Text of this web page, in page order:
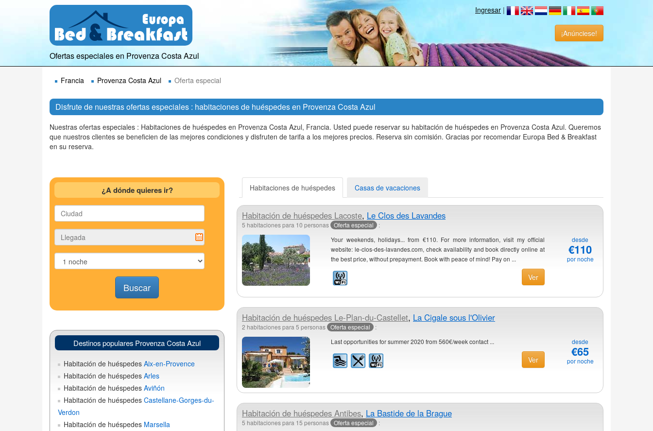
Ingresar |
¡Anúnciese!
Ofertas especiales en Provenza Costa Azul
Francia Provenza Costa Azul Oferta especial
Disfrute de nuestras ofertas especiales : habitaciones de huéspedes en Provenza Costa Azul
Nuestras ofertas especiales : Habitaciones de huéspedes en Provenza Costa Azul, Francia. Usted puede reservar su habitación de huéspedes en Provenza Costa Azul. Queremos
que nuestros clientes se beneficien de las mejores condiciones y disfruten de tarifa a los mejores precios. Reserva sin comisión. Gracias por recomendar Europa Bed & Breakfast
en su reserva.
¿A dónde quieres ir?
Buscar
Destinos populares Provenza Costa Azul
Habitación de huéspedes Aix-en-Provence
Habitación de huéspedes Arles
Habitación de huéspedes Aviñón
Habitación de huéspedes Castellane-Gorges-du-
Verdon
Habitación de huéspedes Marsella
Habitaciones de huéspedes Casas de vacaciones
Habitación de huéspedes Lacoste, Le Clos des Lavandes
5 habitaciones para 10 personas Oferta especial
:
Your weekends, holidays... from €110. For more information, visit my official
website: le-clos-des-lavandes.com, check availability and book directly online at
the best price, without prepayment. Book with peace of mind! Pay on ...
Ver
desde
€110
por noche
Habitación de huéspedes Le-Plan-du-Castellet, La Cigale sous l'Olivier
2 habitaciones para 5 personas Oferta especial
:
Last opportunities for summer 2020 from 560€/week contact ...
Ver
desde
€65
por noche
Habitación de huéspedes Antibes, La Bastide de la Brague
5 habitaciones para 15 personas Oferta especial
: